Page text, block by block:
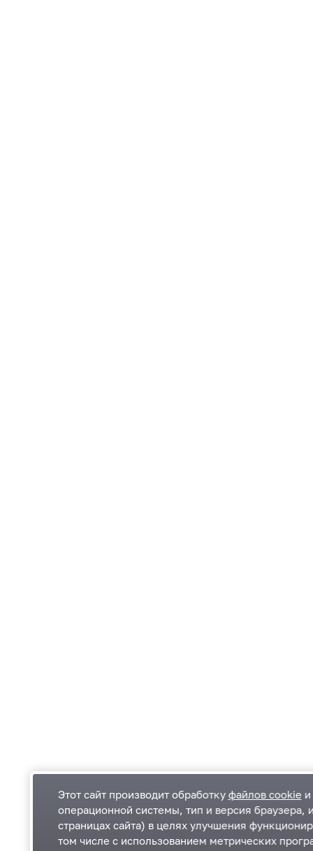
Одинцовский городской округ Московской
области
Этот сайт производит обработку файлов cookie
операционной системы, тип и версия браузера,
страницах сайта) в целях улучшения
том числе с использованием метрических